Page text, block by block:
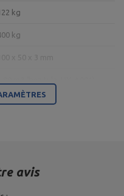
kg
kg
2,85 m2 (z tulejami UX-A001)
produit dans l'UE
avis